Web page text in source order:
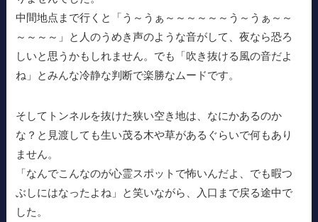
中間地点まで行くと「う～うぁ～～～～～～う～うぁ～～
～～～～」と人のうめき声のような音がして、夜なら恐ろ
しいと思うかもしれません。でも「吹き抜ける風の音だよ
ね」とみんな冷静な判断で楽勝なムードです。
そしてトンネルを抜けた狭い空き地は、なにかあるのか
な？と見渡しても生い茂る木や草があるぐらいで何もあり
ません。
「なんでこんなのが心霊スポットで怖いんだよ、でも暇つ
ぶしにはなったよね」と笑いながら、入口まで戻る途中で
した。